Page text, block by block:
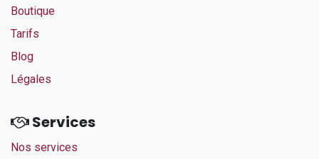
Boutique
Tarifs​
Blog
Légales
Services
Nos services